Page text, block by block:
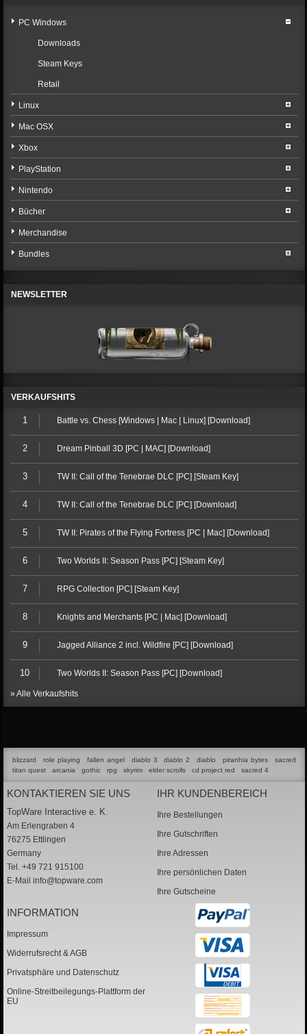
PC Windows
Downloads
Steam Keys
Retail
Linux
Mac OSX
Xbox
PlayStation
Nintendo
Bücher
Merchandise
Bundles
NEWSLETTER
VERKAUFSHITS
1 Battle vs. Chess [Windows | Mac | Linux] [Download]
2 Dream Pinball 3D [PC | MAC] [Download]
3 TW II: Call of the Tenebrae DLC [PC] [Steam Key]
4 TW II: Call of the Tenebrae DLC [PC] [Download]
5 TW II: Pirates of the Flying Fortress [PC | Mac] [Download]
6 Two Worlds II: Season Pass [PC] [Steam Key]
7 RPG Collection [PC] [Steam Key]
8 Knights and Merchants [PC | Mac] [Download]
9 Jagged Alliance 2 incl. Wildfire [PC] [Download]
10 Two Worlds II: Season Pass [PC] [Download]
» Alle Verkaufshits
blizzard role playing fallen angel diablo 3 diablo 2 diablo piranhia bytes
sacred
titan quest
arcania gothic rpg skyrim elder scrolls cd project red sacred 4
KONTAKTIEREN SIE UNS
TopWare Interactive e. K.
Am Erlengraben 4
76275 Ettlingen
Germany
Tel. +49 721 915100
E-Mail info@topware.com
IHR KUNDENBEREICH
Ihre Bestellungen
Ihre Gutschriften
Ihre Adressen
Ihre persönlichen Daten
Ihre Gutscheine
INFORMATION
Impressum
Widerrufsrecht & AGB
Privatsphäre und Datenschutz
Online-Streitbeilegungs-Plattform der
EU